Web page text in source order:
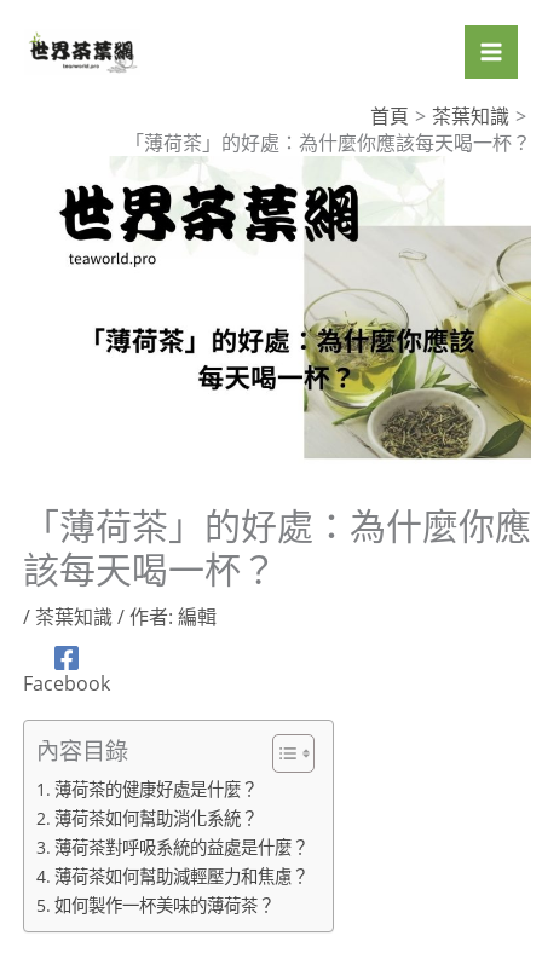
首頁
茶葉知識
「薄荷茶」的好處：為什麼你應該每天喝一杯？
「薄荷茶」的好處：為什麼你應
該每天喝一杯？
/ 茶葉知識/ 作者: 編輯
Facebook
內容目錄
薄荷茶的健康好處是什麼？
薄荷茶如何幫助消化系統？
薄荷茶對呼吸系統的益處是什麼？
薄荷茶如何幫助減輕壓力和焦慮？
如何製作一杯美味的薄荷茶？